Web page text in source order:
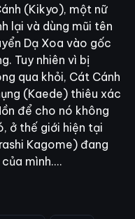
(Kikyo), một nữ
lại và dùng mũi tên
Dạ Xoa vào gốc
Tuy nhiên vì bị
qua khỏi, Cát Cánh
(Kaede) thiêu xác
để cho nó không
ở thế giới hiện tại
Kagome) đang
mình....